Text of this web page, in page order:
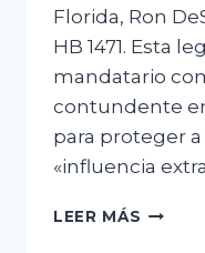
Florida, Ron
HB 1471. Esta
mandatario
contundente
para proteger
«influencia
LEER MÁS